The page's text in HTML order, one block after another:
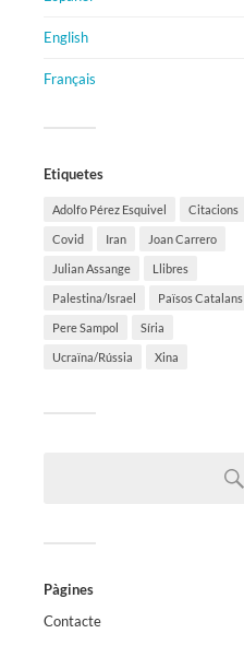
English
Français
Etiquetes
Adolfo Pérez Esquivel Citacions
Covid Iran Joan Carrero
Julian Assange Llibres
Palestina/Israel Països Catalans
Pere Sampol Síria
Ucraïna/Rússia Xina
Pàgines
Contacte